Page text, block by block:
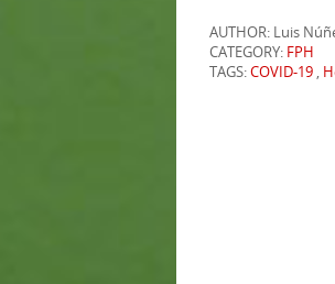
AUTHOR: Luis
CATEGORY: FPH
TAGS:COVID-19 ,